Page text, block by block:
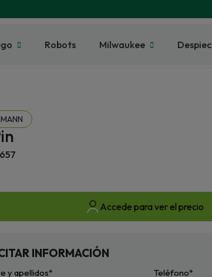
Robots Milwaukee
Accede para ver el precio
INFORMACIÓN